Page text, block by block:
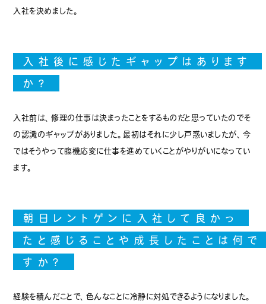
先輩インタビュー
会社情報
入社を決めました。
入社後に感じたギャップはあります
か？
入社前は、修理の仕事は決まったことをするものだと思っていたのでそ
の認識のギャップがありました。最初はそれに少し戸惑いましたが、今
ではそうやって臨機応変に仕事を進めていくことがやりがいになってい
ます。
朝日レントゲンに入社して良かっ
たと感じることや成長したことは何で
すか？
経験を積んだことで、色んなことに冷静に対処できるようになりました。